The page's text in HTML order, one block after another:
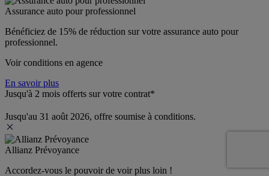
Assurance auto pour professionnel
Bénéficiez de 15% de réduction sur votre assurance auto pour
professionnel.
Voir conditions en agence
En savoir plus
Jusqu'à 2 mois offerts sur votre contrat*
Jusqu'au 31 août 2026, offre soumise à conditions.
Allianz Prévoyance
Accordez-vous le pouvoir de voir plus loin !